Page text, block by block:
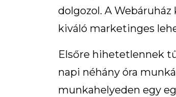
dolgozol. A Webáruház
kiváló marketinges
Elsőre hihetetlennek
napi néhány óra
munkahelyeden egy